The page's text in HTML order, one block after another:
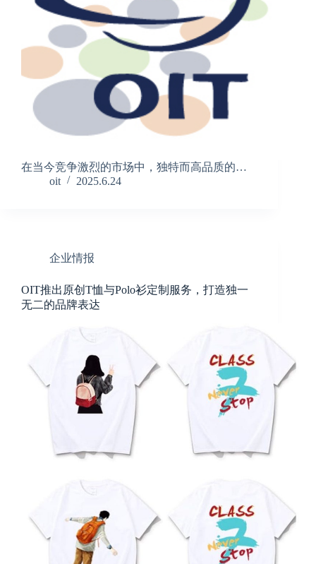
在当今竞争激烈的市场中，独特而高品质的…
oit
2025.6.24
企业情报
OIT推出原创T恤与Polo衫定制服务，打造独一
无二的品牌表达